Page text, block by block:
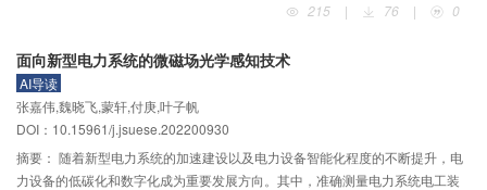
215
| 76 | 0
面向新型电力系统的微磁场光学感知技术
AI导读
张嘉伟,魏晓飞,蒙轩,付庚,叶子帆
DOI：10.15961/j.jsuese.202200930
摘要： 随着新型电力系统的加速建设以及电力设备智能化程度的不断提升，电
力设备的低碳化和数字化成为重要发展方向。其中，准确测量电力系统电工装